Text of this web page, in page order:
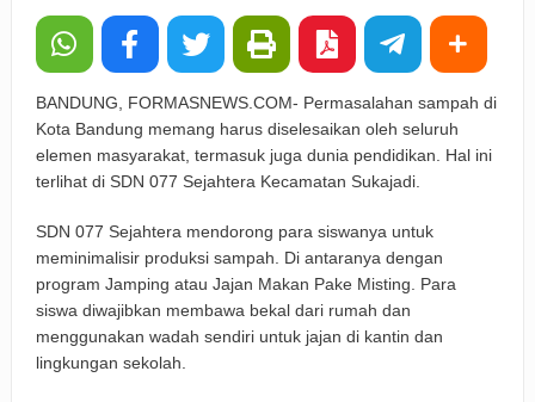
BANDUNG, FORMASNEWS.COM- Permasalahan sampah di
Kota Bandung memang harus diselesaikan oleh seluruh
elemen masyarakat, termasuk juga dunia pendidikan. Hal ini
terlihat di SDN 077 Sejahtera Kecamatan Sukajadi.
SDN 077 Sejahtera mendorong para siswanya untuk
meminimalisir produksi sampah. Di antaranya dengan
program Jamping atau Jajan Makan Pake Misting. Para
siswa diwajibkan membawa bekal dari rumah dan
menggunakan wadah sendiri untuk jajan di kantin dan
lingkungan sekolah.